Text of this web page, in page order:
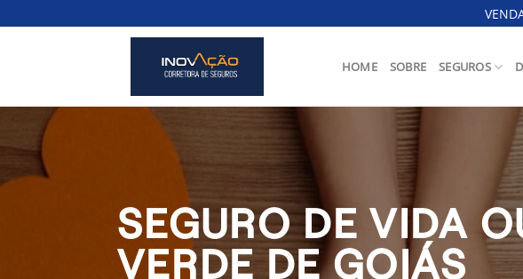
to
HOME SOBRE SEGUROS
SEGURO DE VIDA
VERDE DE GOIÁS